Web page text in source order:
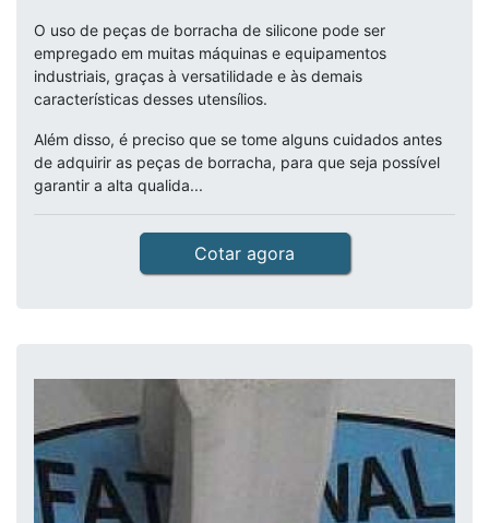
O uso de peças de borracha de silicone pode ser
empregado em muitas máquinas e equipamentos
industriais, graças à versatilidade e às demais
características desses utensílios.
Além disso, é preciso que se tome alguns cuidados antes
de adquirir as peças de borracha, para que seja possível
garantir a alta qualida...
Cotar agora